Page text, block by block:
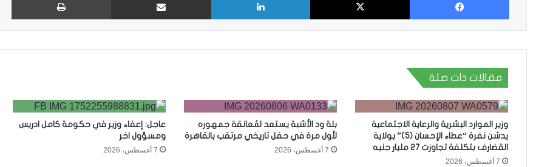
مقالات ذات صلة
وزير الموارد البشرية والرعاية الاجتماعية
يدشن نفرة “عطاء الإحسان (5)” بولاية
القضارف بتكلفة تجاوزت 27 مليار جنيه
7 أغسطس، 2026
بلة ود الأشبة يستعد لمُعانقة جمهوره
لأول مرة في حفل تاريخي مرتقب بالقاهرة
7 أغسطس، 2026
عاجل: إعفاء وزير في حكومة كامل ادريس
ومسؤول اخر
7 أغسطس، 2026